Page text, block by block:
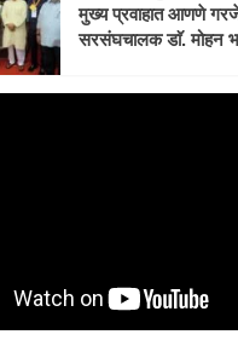
मुख्य प्रवाहात आणणे
सरसंघचालक डाॅ. मोहन